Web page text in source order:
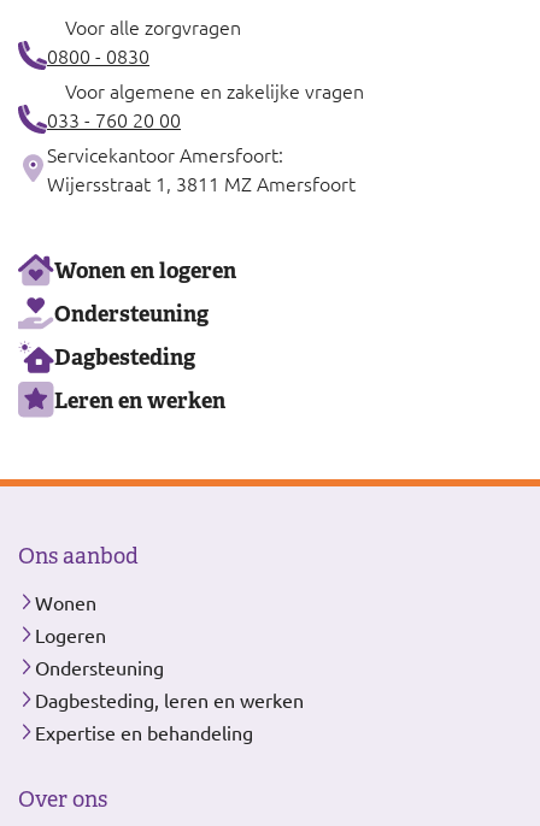
Voor alle zorgvragen
0800 - 0830
Voor algemene en zakelijke vragen
033 - 760 20 00
Servicekantoor Amersfoort:
Wijersstraat 1, 3811 MZ Amersfoort
Ons
aanbod
Wonen en logeren
Ondersteuning
Dagbesteding
Leren en werken
Ons aanbod
Wonen
Logeren
Ondersteuning
Dagbesteding, leren en werken
Expertise en behandeling
Over ons